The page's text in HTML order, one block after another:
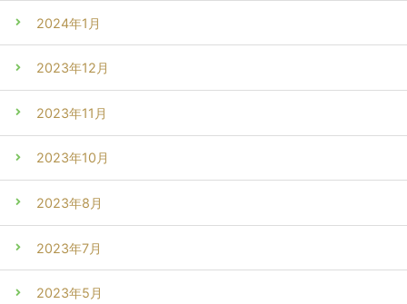
2024年1月
2023年12月
2023年11月
2023年10月
2023年8月
2023年7月
2023年5月